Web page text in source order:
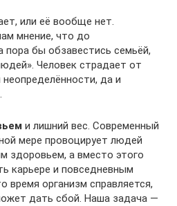
или её вообще нет.
мнение, что до
пора бы обзавестись семьёй,
Человек страдает от
да и
и лишний вес. Современный
мере провоцирует людей
здоровьем, а вместо этого
карьере и повседневным
время организм справляется,
дать сбой. Наша задача —